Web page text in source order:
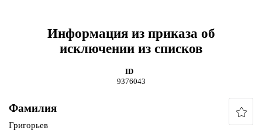
Информация из приказа об
исключении из списков
ID
9376043
Фамилия
Григорьев